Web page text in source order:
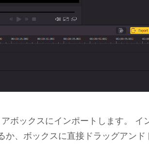
ボックスにインポートします。 イ
、ボックスに直接ドラッグアンド